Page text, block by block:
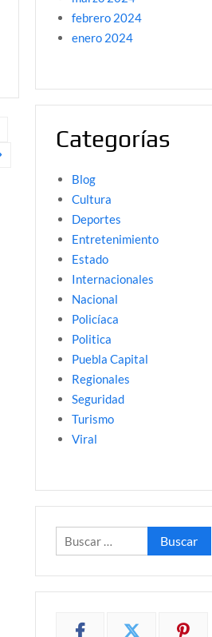
febrero 2024
enero 2024
Categorías
Blog
Cultura
Deportes
Entretenimiento
Estado
Internacionales
Nacional
Policíaca
Politica
Puebla Capital
Regionales
Seguridad
Turismo
Viral
Buscar: